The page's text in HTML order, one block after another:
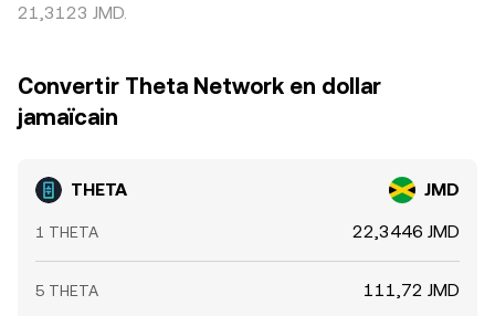
21,3123 JMD.
Convertir Theta Network en dollar
jamaïcain
THETA JMD
1 THETA 22,3446 JMD
5 THETA 111,72 JMD